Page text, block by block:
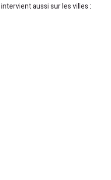
intervient aussi sur les villes :